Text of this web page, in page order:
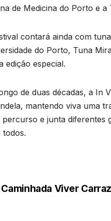
de Medicina do Porto e a
contará ainda com
do Porto, Tuna
edição especial.
de duas décadas, a In
mantendo viva uma
percurso e junta diferentes
todos.
Caminhada Viver